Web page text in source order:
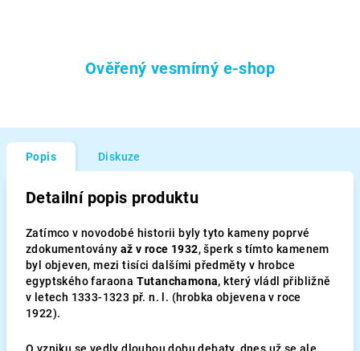
Ověřený vesmírný e-shop
Popis Diskuze
Detailní popis produktu
Zatímco v novodobé historii byly tyto kameny poprvé
zdokumentovány až v roce 1932, šperk s tímto kamenem
byl objeven, mezi tisíci dalšími předměty v hrobce
egyptského faraona Tutanchamona, který vládl přibližně
v letech 1333-1323 př. n. l. (hrobka objevena v roce
1922).